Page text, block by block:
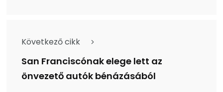
Következő cikk
San Franciscónak elege lett az
önvezető autók bénázásából